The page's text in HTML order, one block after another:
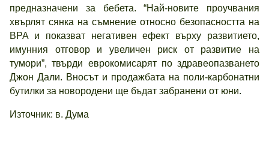
предназначени за бебета. “Най-новите проучвания
хвърлят сянка на съмнение относно безопасността на
BPA и показват негативен ефект върху развитието,
имунния отговор и увеличен риск от развитие на
тумори”, твърди еврокомисарят по здравеопазването
Джон Дали. Вносът и продажбата на поли-карбонатни
бутилки за новородени ще бъдат забранени от юни.
Източник: в. Дума